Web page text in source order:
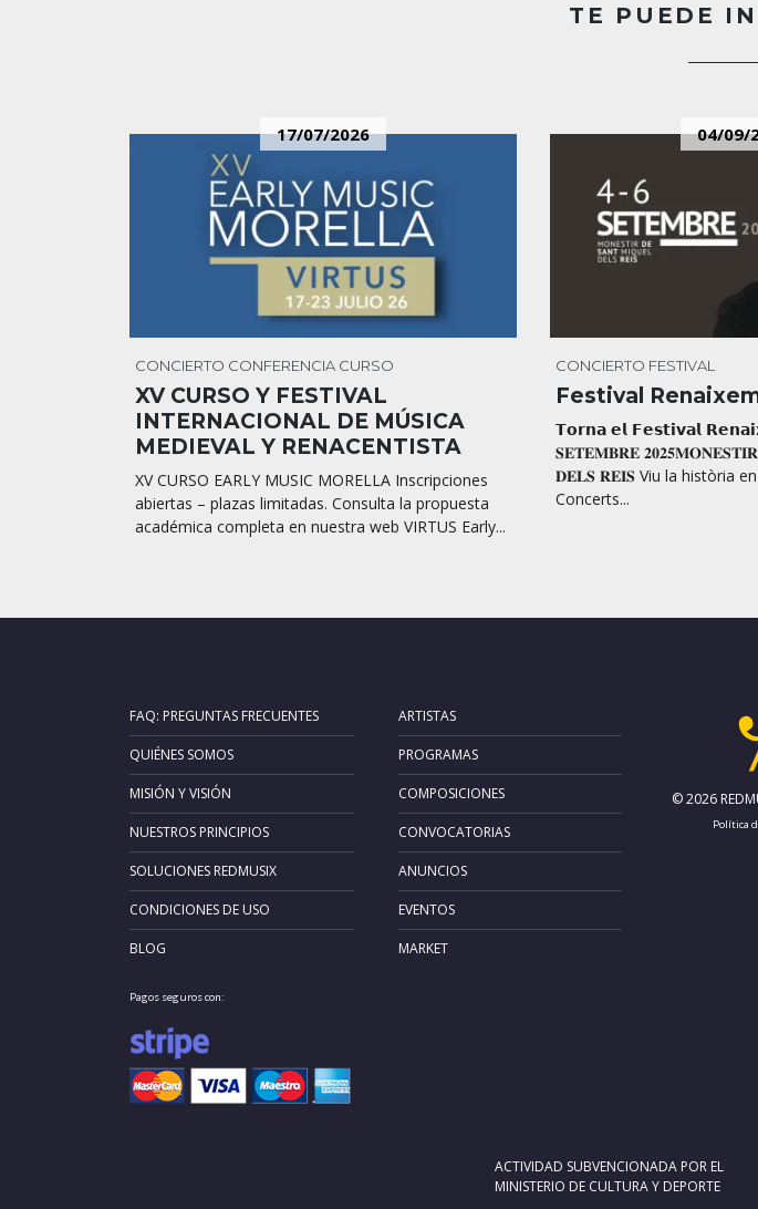
TE PUEDE
17/07/2026
CONCIERTO CONFERENCIA CURSO
XV CURSO Y FESTIVAL
INTERNACIONAL DE MÚSICA
MEDIEVAL Y RENACENTISTA
XV CURSO EARLY MUSIC MORELLA Inscripciones
abiertas – plazas limitadas. Consulta la propuesta
académica completa en nuestra web VIRTUS Early...
04/09/
CONCIERTO FESTIVAL
Festival
𝗧𝗼𝗿𝗻𝗮 𝗲𝗹 𝗙𝗲𝘀𝘁𝗶𝘃𝗮𝗹
𝐒𝐄𝐓𝐄𝐌𝐁𝐑𝐄
𝐃𝐄𝐋𝐒 𝐑𝐄𝐈𝐒 Viu la història
Concerts...
FAQ: PREGUNTAS FRECUENTES
QUIÉNES SOMOS
MISIÓN Y VISIÓN
NUESTROS PRINCIPIOS
SOLUCIONES REDMUSIX
CONDICIONES DE USO
BLOG
ARTISTAS
PROGRAMAS
COMPOSICIONES
CONVOCATORIAS
ANUNCIOS
EVENTOS
MARKET
Pagos seguros con:
© 2026
Política
ACTIVIDAD SUBVENCIONADA POR EL
MINISTERIO DE CULTURA Y DEPORTE